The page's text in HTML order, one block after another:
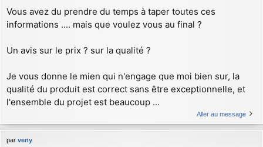
Vous avez du prendre du temps à taper toutes ces
informations .... mais que voulez vous au final ?
Un avis sur le prix ? sur la qualité ?
Je vous donne le mien qui n'engage que moi bien sur, la
qualité du produit est correct sans être exceptionnelle, et
l'ensemble du projet est beaucoup ...
Aller au message
par veny